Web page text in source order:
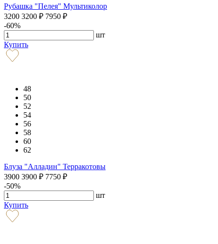
Рубашка "Пелея" Мультиколор
3200 3200 ₽ 7950 ₽
-60%
шт
Купить
48
50
52
54
56
58
60
62
Блуза "Алладин" Терракотовы
3900 3900 ₽ 7750 ₽
-50%
шт
Купить